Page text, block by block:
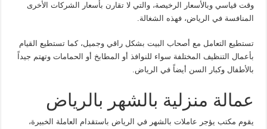
وقت قياسي وبالأسعار الرخيصة، والتي لا تقارن بأسعار الشركات الأخرى
المنافسة في الرياض، فهذه الشغالة.
تستطيع التعامل مع أصحاب البيت بشكل راقي وجميل، كما تستطيع القيام
بأعمال التنظيف المختلفة سواء للنوافذ أو المطابخ أو الحمامات وتهتم جيداً
بالأطفال وكبار السن أيضاً في الرياض.
عمالة منزلية بالشهر بالرياض
يقوم مكتب يؤجر عاملات بالشهر في الرياض باستقدام العاملة الخبيرة،